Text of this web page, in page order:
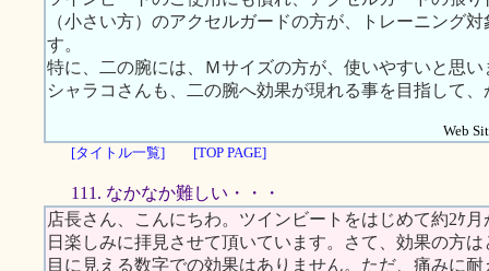
（小さい方）のアクセルガードの方が、トレーニング
す。
特に、二の腕には、Ｍサイズの方が、使いやすいと思い
シャラコさんも、二の腕へ効果が現れる事を目指して
Web
[タイトル一覧]
[TOP PAGE]
111. なかなか難しい・・・
店長さん、こんにちわ。ツインビートをはじめて約2ｹ
日楽しみに拝見させて頂いています。さて、効果の方
目に見える数字での効果はありません。ただ、痛みに